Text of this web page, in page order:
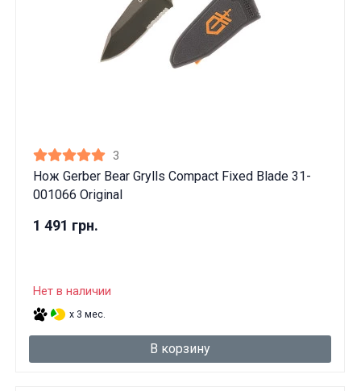
3
Нож Gerber Bear Grylls Compact Fixed Blade 31-
001066 Original
1 491 грн.
Нет в наличии
x 3 мес.
В корзину